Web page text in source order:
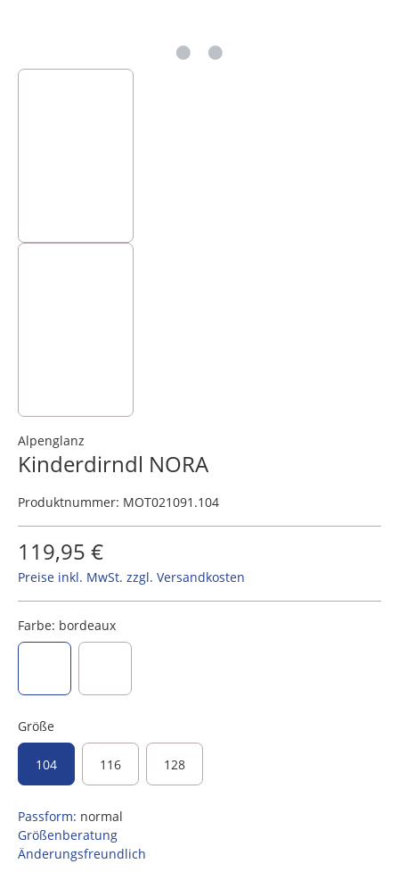
Alpenglanz
Kinderdirndl NORA
Produktnummer: MOT021091.104
119,95 €
Preise inkl. MwSt. zzgl. Versandkosten
Farbe: bordeaux
Größe
104 116 128
Passform: normal
Größenberatung
Änderungsfreundlich